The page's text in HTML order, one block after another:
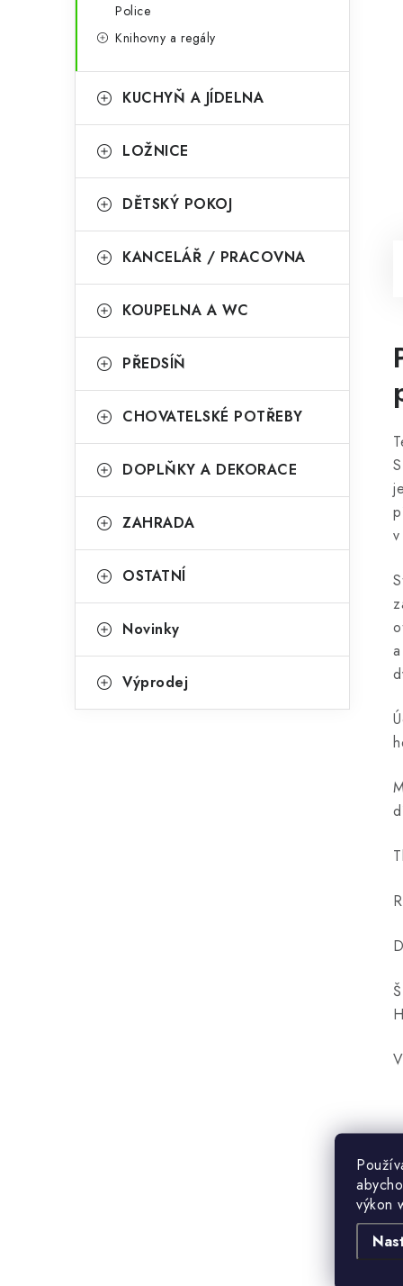
výkon
Police
Knihovny a regály
KUCHYŇ A JÍDELNA
LOŽNICE
DĚTSKÝ POKOJ
KANCELÁŘ / PRACOVNA
KOUPELNA A WC
PŘEDSÍŇ
CHOVATELSKÉ POTŘEBY
DOPLŇKY A DEKORACE
ZAHRADA
OSTATNÍ
Novinky
Výprodej